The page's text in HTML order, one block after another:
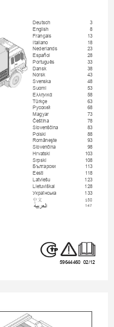
΍
Δ
59644460  02/12
ϳΒήόϠ
Deutsch
    3
English
    8
Français
  13
Italiano
  18
Nederlands
  23
Español
  28
Português
  33
Dansk
  38
Norsk
  43
Svenska
  48
Suomi
  53
Ελληνικά
  58
Türkçe
  63
Русский
  68
Magyar
  73
Čeština
  78
Slovenščina
  83
Polski
  88
Româneşte
  93
Slovenčina
  98
Hrvatski
103
Srpski
108
Български
113
Eesti
118
Latviešu
123
Lietuviškai
128
Українська 133
中文 138
147